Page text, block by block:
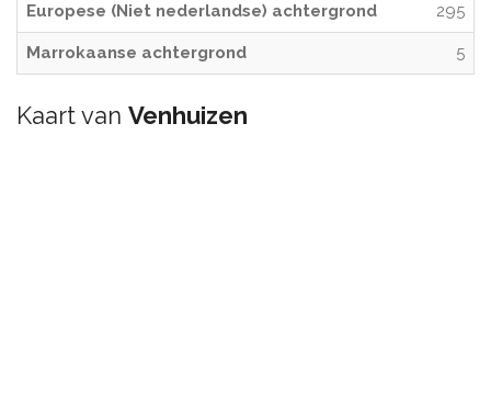
Europese (Niet nederlandse) achtergrond 295
Marrokaanse achtergrond 5
Kaart van Venhuizen